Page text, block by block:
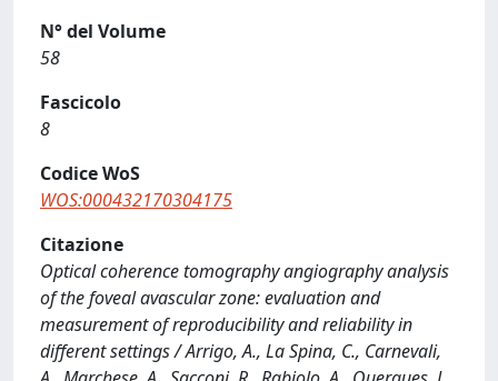
N° del Volume
58
Fascicolo
8
Codice WoS
WOS:000432170304175
Citazione
Optical coherence tomography angiography analysis
of the foveal avascular zone: evaluation and
measurement of reproducibility and reliability in
different settings / Arrigo, A., La Spina, C., Carnevali,